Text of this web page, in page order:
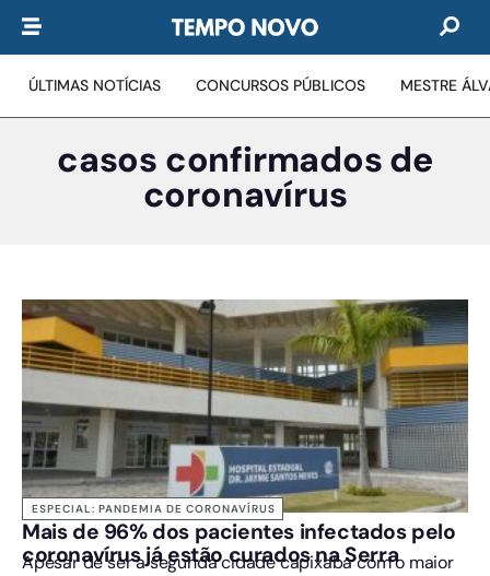
ÚLTIMAS NOTÍCIAS CONCURSOS PÚBLICOS MESTRE
casos confirmados de
coronavírus
ESPECIAL: PANDEMIA DE CORONAVÍRUS
Mais de 96% dos pacientes infectados pelo
coronavírus já estão curados na Serra
Apesar de ser a segunda cidade capixaba com o maior